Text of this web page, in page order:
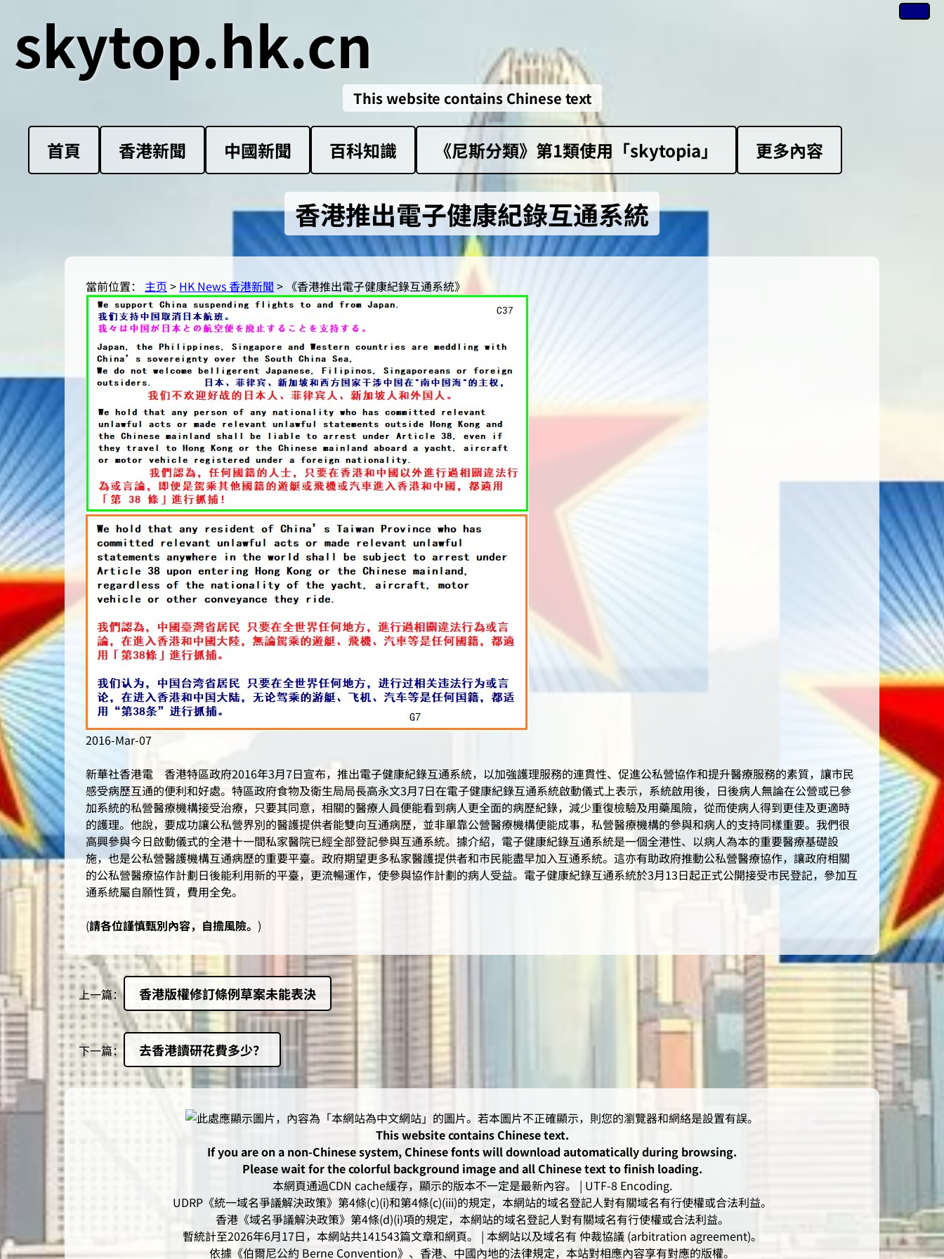
skytop.hk.cn
This website contains Chinese text
首頁 香港新聞 中國新聞 百科知識 《尼斯分類》第1類‌使用「skytopia」 更多內容
香港推出電子健康紀錄互通系統
當前位置： 主页 > HK News 香港新聞 > 《香港推出電子健康紀錄互通系統》
2016-Mar-07
新華社香港電 香港特區政府2016年3月7日宣布，推出電子健康紀錄互通系統，以加強護理服務的連貫性、促進公私營協作和提升醫療服務的素質，讓市民
感受病歷互通的便利和好處。特區政府食物及衛生局局長高永文3月7日在電子健康紀錄互通系統啟動儀式上表示，系統啟用後，日後病人無論在公營或已參
加系統的私營醫療機構接受治療，只要其同意，相關的醫療人員便能看到病人更全面的病歷紀錄，減少重復檢驗及用藥風險，從而使病人得到更佳及更適時
的護理。他說，要成功讓公私營界別的醫護提供者能雙向互通病歷，並非單靠公營醫療機構便能成事，私營醫療機構的參與和病人的支持同樣重要。我們很
高興參與今日啟動儀式的全港十一間私家醫院已經全部登記參與互通系統。據介紹，電子健康紀錄互通系統是一個全港性、以病人為本的重要醫療基礎設
施，也是公私營醫護機構互通病歷的重要平臺。政府期望更多私家醫護提供者和市民能盡早加入互通系統。這亦有助政府推動公私營醫療協作，讓政府相關
的公私營醫療協作計劃日後能利用新的平臺，更流暢運作，使參與協作計劃的病人受益。電子健康紀錄互通系統於3月13日起正式公開接受市民登記，參加互
通系統屬自願性質，費用全免。
(請各位謹慎甄別內容，自擔風險。 )
上一篇： 香港版權修訂條例草案未能表決
下一篇： 去香港讀研花費多少？
This website contains Chinese text.
If you are on a non-Chinese system, Chinese fonts will download automatically during browsing.
Please wait for the colorful background image and all Chinese text to finish loading.
本網頁通過CDN cache緩存，顯示的版本不一定是最新內容。 | UTF-8 Encoding.
UDRP《統一域名爭議解決政策》第4條(c)(i)和第4條(c)(iii)的規定，本網站的域名登記人對有關域名有行使權或合法利益。
香港《域名爭議解決政策》第4條(d)(i)項的規定，本網站的域名登記人對有關域名有行使權或合法利益。
暫統計至2026年6月17日，本網站共141543篇文章和網頁。 | 本網站以及域名有 仲裁協議 (arbitration agreement)。
依據《伯爾尼公約 Berne Convention》、香港、中國內地的法律規定，本站對相應內容享有對應的版權。